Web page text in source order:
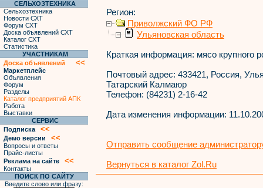
СЕЛЬХОЗТЕХНИКА
Сельхозтехника
Новости СХТ
Форум СХТ
Доска объявлений СХТ
Каталог СХТ
Статистика
УЧАСТНИКАМ
Доска объявлений
<<
Маркетплейс
Объявления
Форум
Разделы
Каталог предприятий АПК
Работа
Выставки
СЕРВИС
Подписка
<<
Демо версии <<
Вопросы и ответы
Прайс-листы
Реклама на сайте
<<
Контакты
ПОИСК ПО САЙТУ
Введите слово или фразу:
Регион:
Приволжский ФО РФ
Ульяновская область
Краткая информация: мясо крупного
Почтовый адрес: 433421, Россия,
Татарский Калмаюр
Телефон: (84231) 2-16-42
Дата изменения информации:
Отправить сообщение
Вернуться в каталог Zol.Ru